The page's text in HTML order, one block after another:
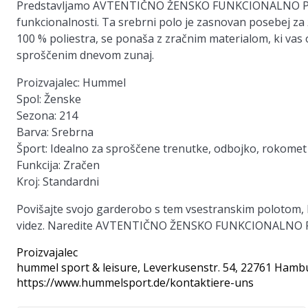
Predstavljamo AVTENTIČNO ŽENSKO FUNKCIONALNO
funkcionalnosti. Ta srebrni polo je zasnovan posebej
100 % poliestra, se ponaša z zračnim materialom, ki
sproščenim dnevom zunaj.
Proizvajalec: Hummel
Spol: Ženske
Sezona: 214
Barva: Srebrna
Šport: Idealno za sproščene trenutke, odbojko,
Funkcija: Zračen
Kroj: Standardni
Povišajte svojo garderobo s tem vsestranskim
videz. Naredite AVTENTIČNO ŽENSKO
Proizvajalec
hummel sport & leisure, Leverkusenstr. 54, 22761
https://www.hummelsport.de/kontaktiere-uns